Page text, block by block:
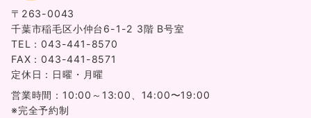
〒263-0043
千葉市稲毛区小仲台6-1-2 3階 B号室
TEL：043-441-8570
FAX：043-441-8571
定休日：日曜・月曜
営業時間：10:00～13:00、14:00〜19:00
※完全予約制